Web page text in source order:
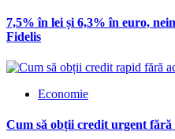
7,5% în lei și 6,3% în euro,
Fidelis
Economie
Cum să obții credit urgent fără